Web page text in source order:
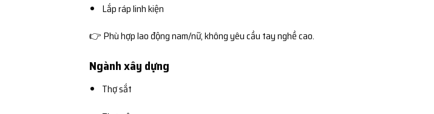
Lắp ráp linh kiện
👉 Phù hợp lao động nam/nữ, không yêu cầu tay nghề cao.
Ngành xây dựng
Thợ sắt